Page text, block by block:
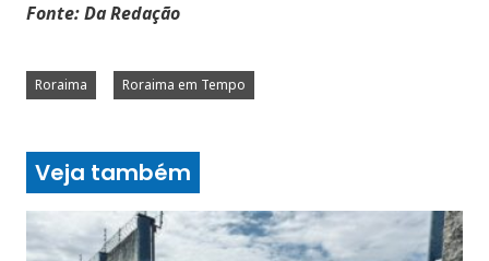
Fonte: Da Redação
Roraima Roraima em Tempo
Veja também